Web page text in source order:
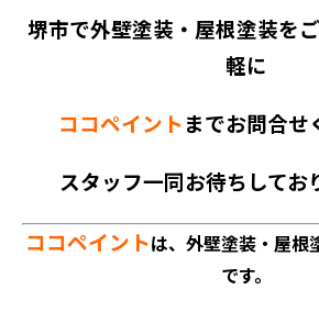
堺市で外壁塗装・屋根塗装を
軽に
ココペイント までお問合せ
スタッフ一同お待ちしてお
ココペイントは、外壁塗装・屋根
です。